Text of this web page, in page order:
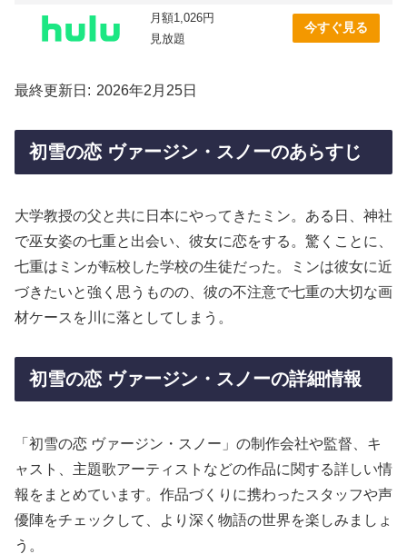
月額1,026円
見放題
今すぐ見る
最終更新日 2026年2月25日
初雪の恋 ヴァージン・スノーのあらすじ
大学教授の父と共に日本にやってきたミン。ある日、神社
で巫女姿の七重と出会い、彼女に恋をする。驚くことに、
七重はミンが転校した学校の生徒だった。ミンは彼女に近
づきたいと強く思うものの、彼の不注意で七重の大切な画
材ケースを川に落としてしまう。
初雪の恋 ヴァージン・スノーの詳細情報
「初雪の恋 ヴァージン・スノー」の制作会社や監督、キ
ャスト、主題歌アーティストなどの作品に関する詳しい情
報をまとめています。作品づくりに携わったスタッフや声
優陣をチェックして、より深く物語の世界を楽しみましょ
う。